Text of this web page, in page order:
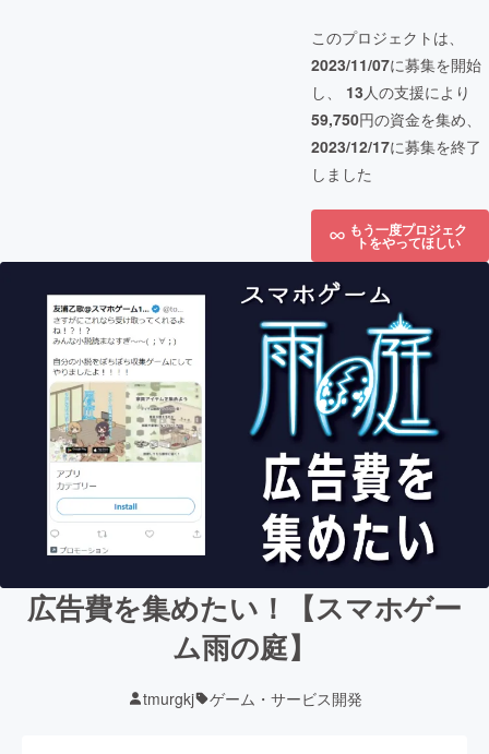
このプロジェクトは、
2023/11/07に募集を開始
し、 13人の支援により
59,750円の資金を集め、
2023/12/17に募集を終了
しました
もう一度プロジェク
トをやってほしい
広告費を集めたい！【スマホゲー
ム雨の庭】
tmurgkj ゲーム・サービス開発